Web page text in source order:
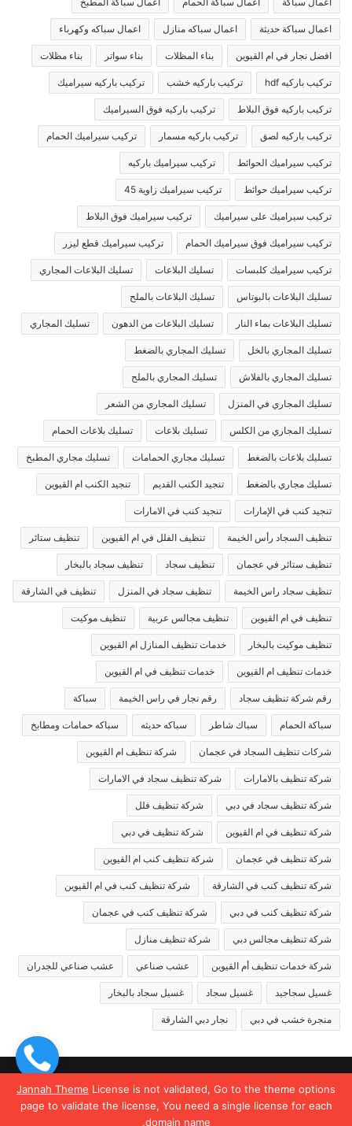
Jannah Theme License is not validated, Go to the theme options
page to validate the license, You need a single license for each
domain name.
اعمال سباكة حديثة اعمال سباكه منازل اعمال سباكه وكهرباء
افضل نجار في ام القيوين بناء المظلات بناء سواتر بناء مظلات
تركيب باركيه hdf تركيب باركيه خشب تركيب باركيه سيراميك
تركيب باركيه فوق البلاط تركيب باركيه فوق السيراميك
تركيب باركيه لصق تركيب باركيه مسمار تركيب سيراميك الحمام
تركيب سيراميك الحوائط تركيب سيراميك باركيه
تركيب سيراميك حوائط تركيب سيراميك زاوية 45
تركيب سيراميك على سيراميك تركيب سيراميك فوق البلاط
تركيب سيراميك فوق سيراميك الحمام تركيب سيراميك قطع ليزر
تركيب سيراميك كلبسات تسليك البلاعات تسليك البلاعات المجاري
تسليك البلاعات بالبوتاس تسليك البلاعات بالملح
تسليك البلاعات بماء النار تسليك البلاعات من الدهون تسليك المجاري
تسليك المجاري بالخل تسليك المجاري بالضغط
تسليك المجاري بالفلاش تسليك المجاري بالملح
تسليك المجاري في المنزل تسليك المجاري من الشعر
تسليك المجاري من الكلس تسليك بلاعات تسليك بلاعات الحمام
تسليك بلاعات بالضغط تسليك مجاري الحمامات تسليك مجاري المطبخ
تسليك مجاري بالضغط تنجيد الكنب القديم تنجيد الكنب ام القيوين
تنجيد كنب في الإمارات تنجيد كنب في الامارات
تنظيف السجاد رأس الخيمة تنظيف الفلل في ام القيوين تنظيف ستائر
تنظيف ستائر في عجمان تنظيف سجاد تنظيف سجاد بالبخار
تنظيف سجاد راس الخيمة تنظيف سجاد في المنزل تنظيف في الشارقة
تنظيف في ام القيوين تنظيف مجالس عربية تنظيف موكيت
تنظيف موكيت بالبخار خدمات تنظيف المنازل ام القيوين
خدمات تنظيف ام القيوين خدمات تنظيف في ام القيوين
رقم شركة تنظيف سجاد رقم نجار في راس الخيمة سباكة
سباكة الحمام سباك شاطر سباكه حديثه سباكه حمامات ومطابخ
شركات تنظيف السجاد في عجمان شركة تنظيف ام القيوين
شركة تنظيف بالامارات شركة تنظيف سجاد في الامارات
شركة تنظيف سجاد في دبي شركة تنظيف فلل
شركة تنظيف في ام القيوين شركة تنظيف في دبي
شركة تنظيف في عجمان شركة تنظيف كنب ام القيوين
شركة تنظيف كنب في الشارقة شركة تنظيف كنب في ام القيوين
شركة تنظيف كنب في دبي شركة تنظيف كنب في عجمان
شركة تنظيف مجالس دبي شركة تنظيف منازل
شركة خدمات تنظيف أم القيوين عشب صناعي عشب صناعي للجدران
غسيل سجاجيد غسيل سجاد غسيل سجاد بالبخار
منجرة خشب في دبي نجار دبي الشارقة
© حقوق النشر 2026، جميع الحقوق محفوظة |
Jannah News الثيم
(المظهر) تم تصميمه من قِبل TieLabs